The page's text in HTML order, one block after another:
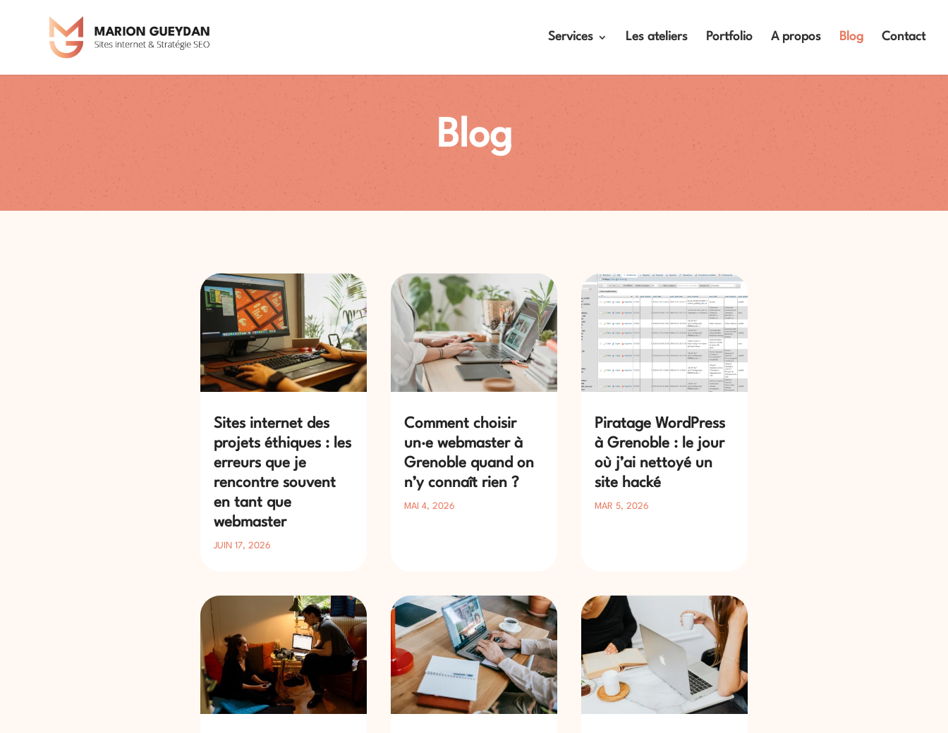
Services Les ateliers Portfolio A propos Blog Contact
Blog
Sites internet des
projets éthiques : les
erreurs que je
rencontre souvent
en tant que
webmaster
JUIN 17, 2026
Comment choisir
un·e webmaster à
Grenoble quand on
n’y connaît rien ?
MAI 4, 2026
Piratage WordPress
à Grenoble : le jour
où j’ai nettoyé un
site hacké
MAR 5, 2026